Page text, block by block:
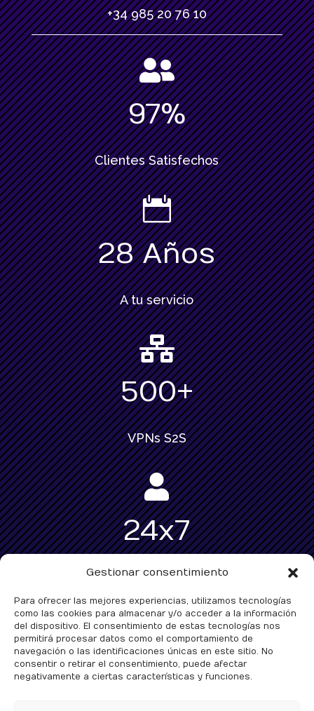
Gestionar consentimiento
Para ofrecer las mejores experiencias, utilizamos tecnologías
como las cookies para almacenar y/o acceder a la información
del dispositivo. El consentimiento de estas tecnologías nos
permitirá procesar datos como el comportamiento de
navegación o las identificaciones únicas en este sitio. No
consentir o retirar el consentimiento, puede afectar
negativamente a ciertas características y funciones.
+34 985 20 76 10

97%
Clientes Satisfechos

28 Años
A tu servicio

500+
VPNs S2S

24x7
Soporte
Política de privacidad
Aviso Legal